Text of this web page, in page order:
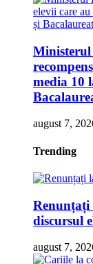
Ministerul
media 10
august 7,
Trending
Renunțați
discursul
august 7,